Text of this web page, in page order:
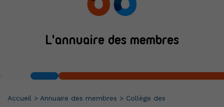
L'annuaire des membres
Accueil > Annuaire des membres > Collège des